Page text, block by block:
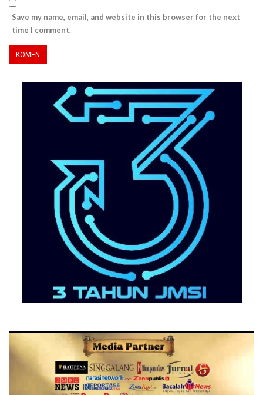
Save my name, email, and website in this browser for the next
time I comment.